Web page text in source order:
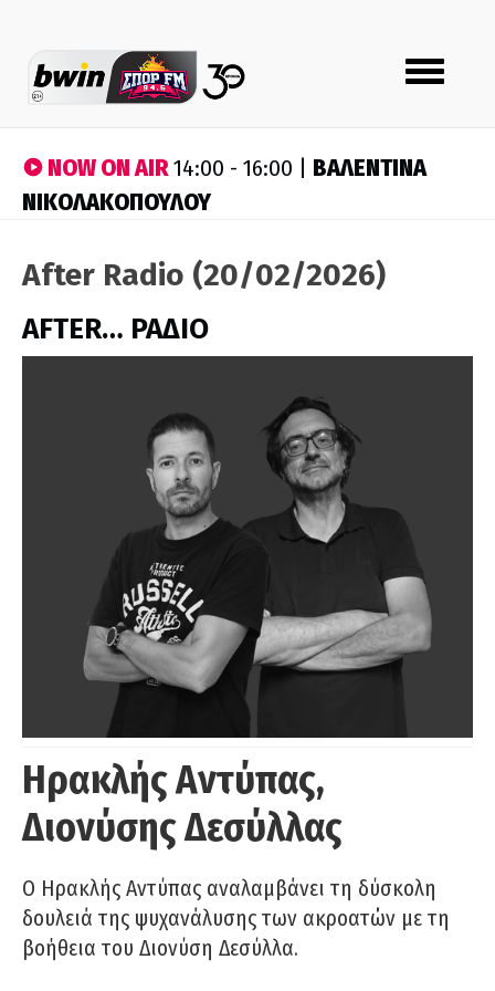
Toggle
navigation
NOW ON AIR14:00 - 16:00 | ΒΑΛΕΝΤΙΝΑ
ΝΙΚΟΛΑΚΟΠΟΥΛΟΥ
After Radio (20/02/2026)
AFTER… ΡΑΔΙΟ
Ηρακλής Αντύπας,
Διονύσης Δεσύλλας
Ο Ηρακλής Αντύπας αναλαμβάνει τη δύσκολη
δουλειά της ψυχανάλυσης των ακροατών με τη
βοήθεια του Διονύση Δεσύλλα.